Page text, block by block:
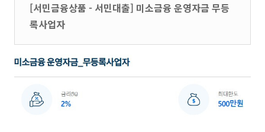
[서민금융상품 - 서민대출] 미소금융 운영자금 무등
록사업자